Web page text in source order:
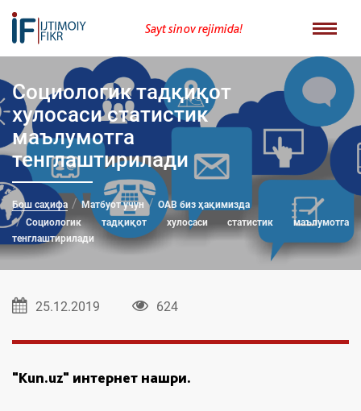
Sayt sinov rejimida!
Социологик тадқиқот
хулосаси статистик
маълумотга
тенглаштирилади
Бош саҳифа Матбуот учун
ОАВ биз ҳақимизда
Социологик тадқиқот хулосаси статистик маълумотга
тенглаштирилади
25.12.2019 624
"Kun.uz" интернет нашри.